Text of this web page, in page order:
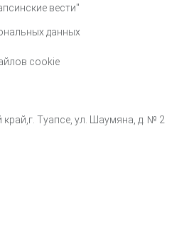
вести"
данных
cookie
Туапсе, ул. Шаумяна, д. № 2